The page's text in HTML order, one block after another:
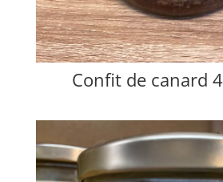
Confit de canard